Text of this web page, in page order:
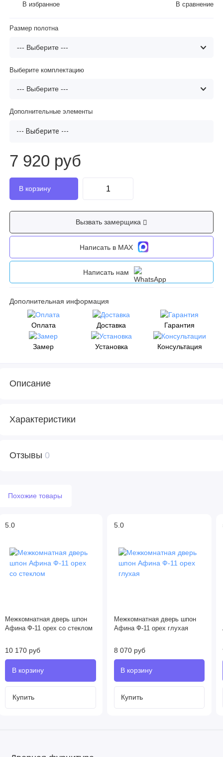
В избранное В сравнение
Размер полотна
Выберите комплектацию
Дополнительные элементы
--- Выберите ---
7 920 руб
Вызвать замерщика
Написать в MAX
Написать нам
Дополнительная информация
Оплата Доставка Гарантия
Замер Установка Консультация
Описание
Характеристики
Отзывы 0
Похожие товары
5.0
Межкомнатная дверь шпон
Афина Ф-11 орех со стеклом
10 170 руб
Купить
5.0
Межкомнатная дверь шпон
Афина Ф-11 орех глухая
8 070 руб
Купить